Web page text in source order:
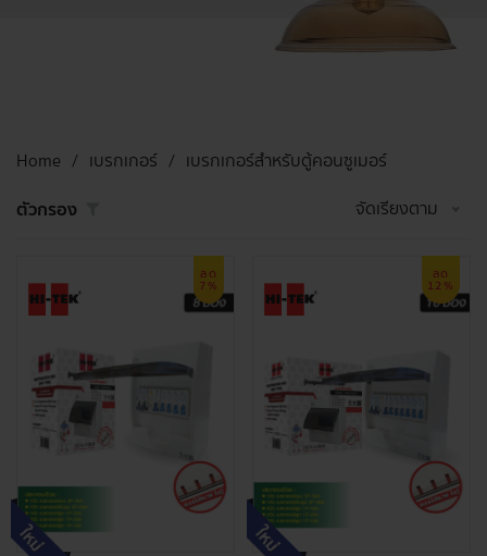
Home เบรกเกอร์
เบรกเกอร์สำหรับตู้คอนซูเมอร์
ตัวกรอง
จัดเรียงตาม
ลด
7%
ลด
12%